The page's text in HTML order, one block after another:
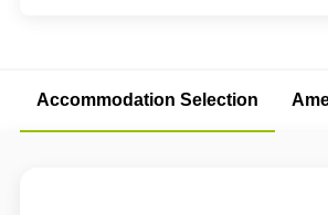
Accommodation Selection